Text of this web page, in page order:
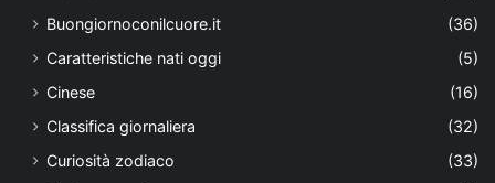
Buongiornoconilcuore.it
(36)
Caratteristiche nati oggi
(5)
Cinese
(16)
Classifica giornaliera
(32)
Curiosità zodiaco
(33)